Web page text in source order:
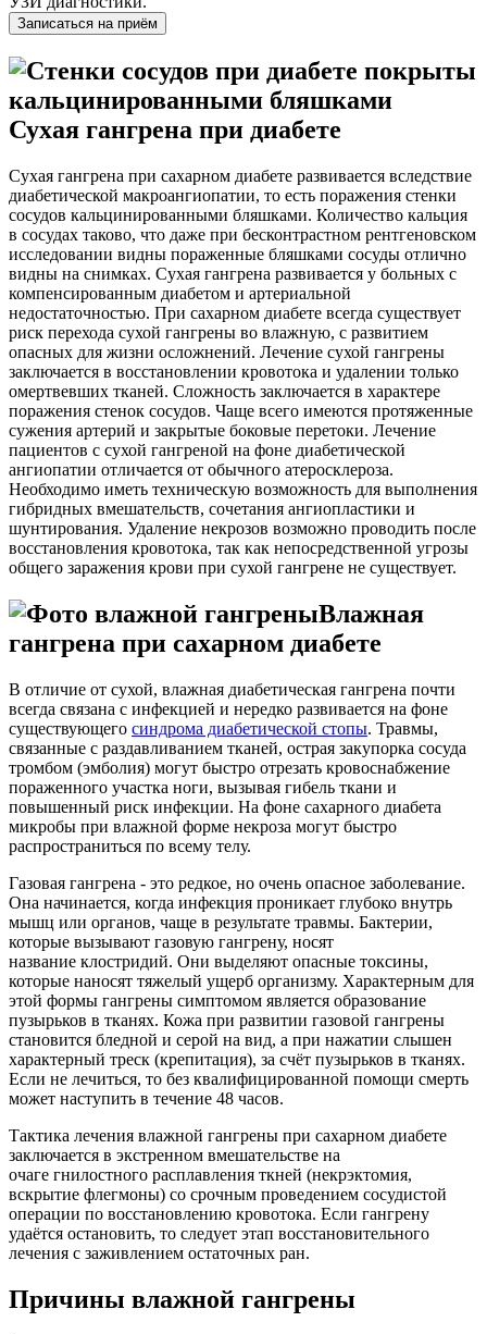
Записаться на приём
Сухая гангрена при диабете
Сухая гангрена при сахарном диабете развивается вследствие
диабетической макроангиопатии, то есть поражения стенки
сосудов кальцинированными бляшками. Количество кальция
в сосудах таково, что даже при бесконтрастном рентгеновском
исследовании видны пораженные бляшками сосуды отлично
видны на снимках. Сухая гангрена развивается у больных с
компенсированным диабетом и артериальной
недостаточностью. При сахарном диабете всегда существует
риск перехода сухой гангрены во влажную, с развитием
опасных для жизни осложнений. Лечение сухой гангрены
заключается в восстановлении кровотока и удалении только
омертвевших тканей. Сложность заключается в характере
поражения стенок сосудов. Чаще всего имеются протяженные
сужения артерий и закрытые боковые перетоки. Лечение
пациентов с сухой гангреной на фоне диабетической
ангиопатии отличается от обычного атеросклероза.
Необходимо иметь техническую возможность для выполнения
гибридных вмешательств, сочетания ангиопластики и
шунтирования. Удаление некрозов возможно проводить после
восстановления кровотока, так как непосредственной угрозы
общего заражения крови при сухой гангрене не существует.
Влажная
гангрена при сахарном диабете
В отличие от сухой, влажная диабетическая гангрена почти
всегда связана с инфекцией и нередко развивается на фоне
существующего синдрома диабетической стопы. Травмы,
связанные с раздавливанием тканей, острая закупорка сосуда
тромбом (эмболия) могут быстро отрезать кровоснабжение
пораженного участка ноги, вызывая гибель ткани и
повышенный риск инфекции. На фоне сахарного диабета
микробы при влажной форме некроза могут быстро
распространиться по всему телу.
Газовая гангрена - это редкое, но очень опасное заболевание.
Она начинается, когда инфекция проникает глубоко внутрь
мышц или органов, чаще в результате травмы. Бактерии,
которые вызывают газовую гангрену, носят
название клостридий. Они выделяют опасные токсины,
которые наносят тяжелый ущерб организму. Характерным для
этой формы гангрены симптомом является образование
пузырьков в тканях. Кожа при развитии газовой гангрены
становится бледной и серой на вид, а при нажатии слышен
характерный треск (крепитация), за счёт пузырьков в тканях.
Если не лечиться, то без квалифицированной помощи смерть
может наступить в течение 48 часов.
Тактика лечения влажной гангрены при сахарном диабете
заключается в экстренном вмешательстве на
очаге гнилостного расплавления ткней (некрэктомия,
вскрытие флегмоны) со срочным проведением сосудистой
операции по восстановлению кровотока. Если гангрену
удаётся остановить, то следует этап восстановительного
лечения с заживлением остаточных ран.
Причины влажной гангрены